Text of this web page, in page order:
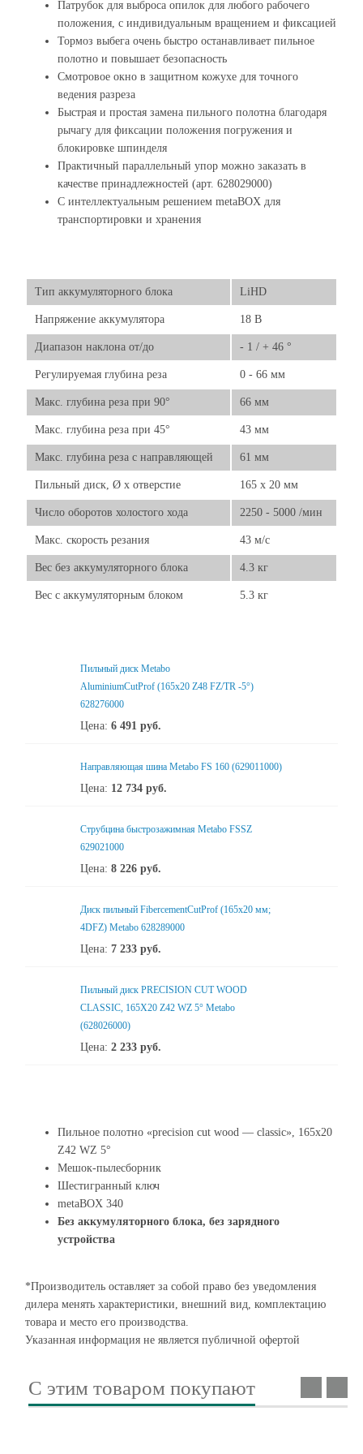
Патрубок для выброса опилок для любого рабочего
положения, с индивидуальным вращением и фиксацией
Тормоз выбега очень быстро останавливает пильное
полотно и повышает безопасность
Смотровое окно в защитном кожухе для точного
ведения разреза
Быстрая и простая замена пильного полотна благодаря
рычагу для фиксации положения погружения и
блокировке шпинделя
Практичный параллельный упор можно заказать в
качестве принадлежностей (арт. 628029000)
С интеллектуальным решением metaBOX для
транспортировки и хранения
Тип аккумуляторного блока LiHD
Напряжение аккумулятора 18 В
Диапазон наклона от/до - 1 / + 46 °
Регулируемая глубина реза 0 - 66 мм
Макс. глубина реза при 90° 66 мм
Макс. глубина реза при 45° 43 мм
Макс. глубина реза с направляющей 61 мм
Пильный диск, Ø x отверстие 165 x 20 мм
Число оборотов холостого хода 2250 - 5000 /мин
Макс. скорость резания 43 м/с
Вес без аккумуляторного блока 4.3 кг
Вес с аккумуляторным блоком 5.3 кг
Пильный диск Metabo
AluminiumCutProf (165x20 Z48 FZ/TR -5°)
628276000
Цена: 6 491 руб.
Направляющая шина Metabo FS 160 (629011000)
Цена: 12 734 руб.
Струбцина быстрозажимная Metabo FSSZ
629021000
Цена: 8 226 руб.
Диск пильный FibercementCutProf (165x20 мм;
4DFZ) Metabo 628289000
Цена: 7 233 руб.
Пильный диск PRECISION CUT WOOD
CLASSIC, 165X20 Z42 WZ 5° Metabo
(628026000)
Цена: 2 233 руб.
Пильное полотно «precision cut wood — classic», 165x20
Z42 WZ 5°
Мешок-пылесборник
Шестигранный ключ
metaBOX 340
Без аккумуляторного блока, без зарядного
устройства
*Производитель оставляет за собой право без уведомления
дилера менять характеристики, внешний вид, комплектацию
товара и место его производства.
Указанная информация не является публичной офертой
С этим товаром покупают